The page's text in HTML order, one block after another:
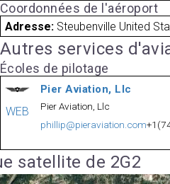
Coordonnées de l'aéroport
Adresse: Steubenville United
Autres services
Écoles de pilotage
WEB
Pier Aviation, Llc
Pier Aviation, Llc
phillip@pieraviation.com
satellite de 2G2